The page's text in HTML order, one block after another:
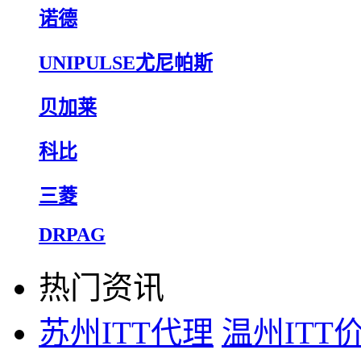
诺德
UNIPULSE尤尼帕斯
贝加莱
科比
三菱
DRPAG
热门资讯
苏州ITT代理 温州ITT